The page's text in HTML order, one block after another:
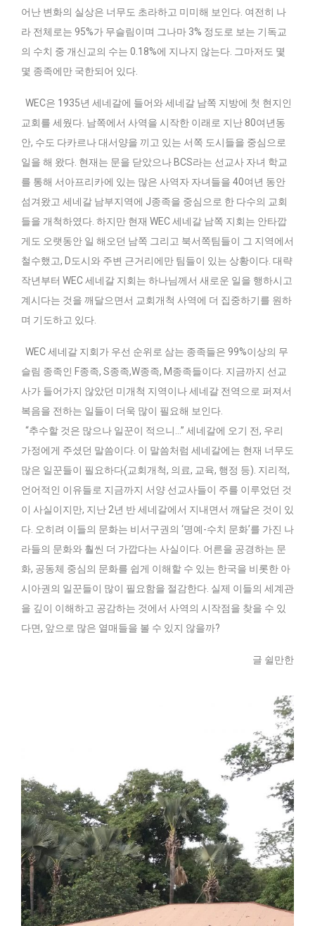
어난 변화의 실상은 너무도 초라하고 미미해 보인다. 여전히 나
라 전체로는 95%가 무슬림이며 그나마 3% 정도로 보는 기독교
의 수치 중 개신교의 수는 0.18%에 지나지 않는다. 그마저도 몇
몇 종족에만 국한되어 있다.
WEC은 1935년 세네갈에 들어와 세네갈 남쪽 지방에 첫 현지인
교회를 세웠다. 남쪽에서 사역을 시작한 이래로 지난 80여년동
안, 수도 다카르나 대서양을 끼고 있는 서쪽 도시들을 중심으로
일을 해 왔다. 현재는 문을 닫았으나 BCS라는 선교사 자녀 학교
를 통해 서아프리카에 있는 많은 사역자 자녀들을 40여년 동안
섬겨왔고 세네갈 남부지역에 J종족을 중심으로 한 다수의 교회
들을 개척하였다. 하지만 현재 WEC 세네갈 남쪽 지회는 안타깝
게도 오랫동안 일 해오던 남쪽 그리고 북서쪽팀들이 그 지역에서
철수했고, D도시와 주변 근거리에만 팀들이 있는 상황이다. 대략
작년부터 WEC 세네갈 지회는 하나님께서 새로운 일을 행하시고
계시다는 것을 깨달으면서 교회개척 사역에 더 집중하기를 원하
며 기도하고 있다.
WEC 세네갈 지회가 우선 순위로 삼는 종족들은 99%이상의 무
슬림 종족인 F종족, S종족,W종족, M종족들이다. 지금까지 선교
사가 들어가지 않았던 미개척 지역이나 세네갈 전역으로 퍼져서
복음을 전하는 일들이 더욱 많이 필요해 보인다.
“추수할 것은 많으나 일꾼이 적으니…” 세네갈에 오기 전, 우리
가정에게 주셨던 말씀이다. 이 말씀처럼 세네갈에는 현재 너무도
많은 일꾼들이 필요하다(교회개척, 의료, 교육, 행정 등). 지리적,
언어적인 이유들로 지금까지 서양 선교사들이 주를 이루었던 것
이 사실이지만, 지난 2년 반 세네갈에서 지내면서 깨달은 것이 있
다. 오히려 이들의 문화는 비서구권의 ‘명예-수치 문화’를 가진 나
라들의 문화와 훨씬 더 가깝다는 사실이다. 어른을 공경하는 문
화, 공동체 중심의 문화를 쉽게 이해할 수 있는 한국을 비롯한 아
시아권의 일꾼들이 많이 필요함을 절감한다. 실제 이들의 세계관
을 깊이 이해하고 공감하는 것에서 사역의 시작점을 찾을 수 있
다면, 앞으로 많은 열매들을 볼 수 있지 않을까?
글 쉴만한